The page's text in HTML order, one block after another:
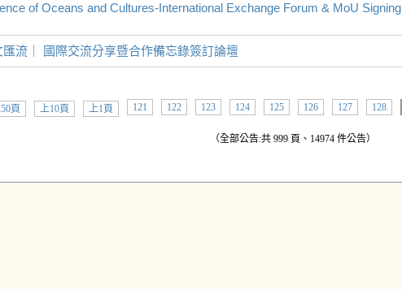
of Oceans and Cultures-International Exchange Forum & MoU Signing
匯流｜ 國際交流分享暨合作備忘錄簽訂論壇
50頁 上10頁 上1頁 121 122 123 124 125 126 127 128
（全部公告:共 999 頁、14974 件公告）